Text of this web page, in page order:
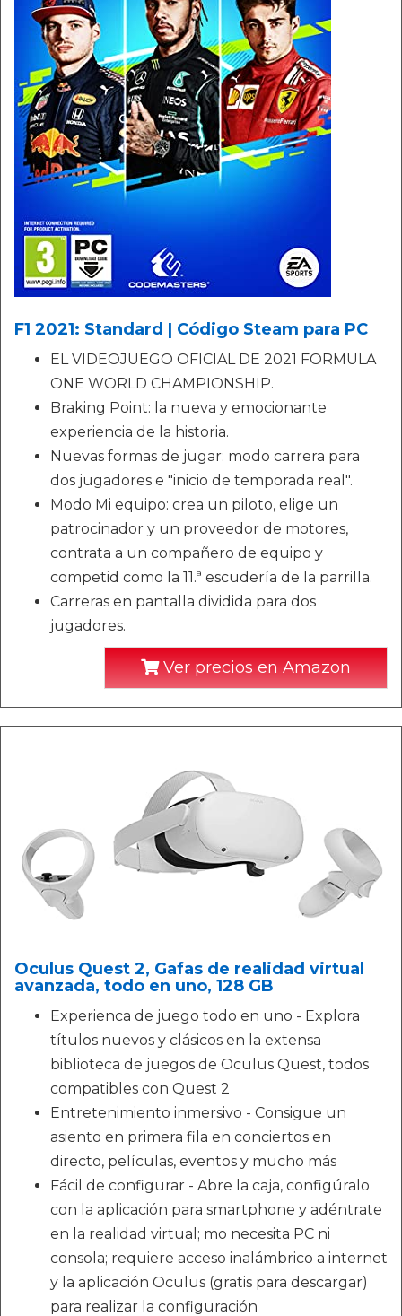
F1 2021: Standard | Código Steam para PC
EL VIDEOJUEGO OFICIAL DE 2021 FORMULA
ONE WORLD CHAMPIONSHIP.
Braking Point: la nueva y emocionante
experiencia de la historia.
Nuevas formas de jugar: modo carrera para
dos jugadores e "inicio de temporada real".
Modo Mi equipo: crea un piloto, elige un
patrocinador y un proveedor de motores,
contrata a un compañero de equipo y
competid como la 11.ª escudería de la parrilla.
Carreras en pantalla dividida para dos
jugadores.
Ver precios en Amazon
Oculus Quest 2, Gafas de realidad virtual
avanzada, todo en uno, 128 GB
Experienca de juego todo en uno - Explora
títulos nuevos y clásicos en la extensa
biblioteca de juegos de Oculus Quest, todos
compatibles con Quest 2
Entretenimiento inmersivo - Consigue un
asiento en primera fila en conciertos en
directo, películas, eventos y mucho más
Fácil de configurar - Abre la caja, configúralo
con la aplicación para smartphone y adéntrate
en la realidad virtual; mo necesita PC ni
consola; requiere acceso inalámbrico a internet
y la aplicación Oculus (gratis para descargar)
para realizar la configuración